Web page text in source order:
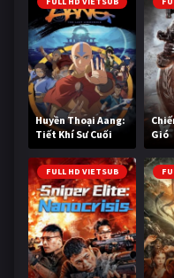
Huyền Thoại Aang:
Tiết Khí Sư Cuối
Cùng
Gió
FULL HD VIETSUB